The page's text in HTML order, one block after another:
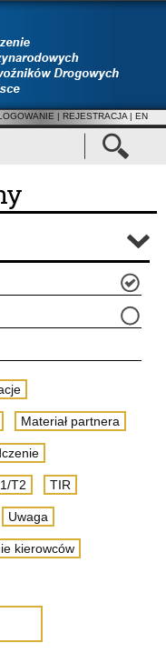
| REJESTRACJA | EN
Materiał partnera
T2 TIR
Uwaga
kierowców